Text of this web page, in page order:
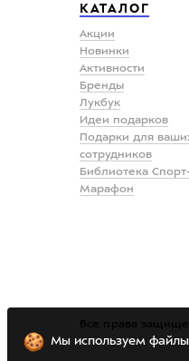
КАТАЛОГ
Акции
Новинки
Активности
Бренды
Лукбук
Идеи подарков
Подарки для
сотрудников
Библиотека
Марафон
Все права
Мы используем файлы